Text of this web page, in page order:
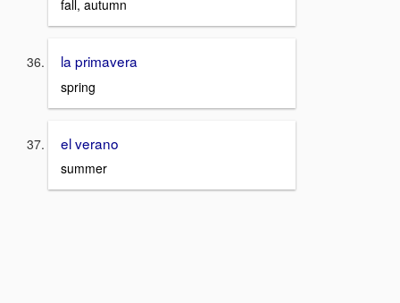
fall, autumn
la primavera
spring
el verano
summer